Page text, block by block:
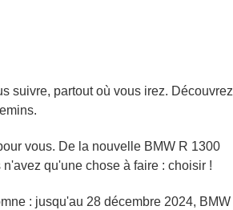
suivre, partout où vous irez. Découvrez
vous. De la nouvelle BMW R 1300
qu'une chose à faire : choisir !
: jusqu'au 28 décembre 2024, BMW